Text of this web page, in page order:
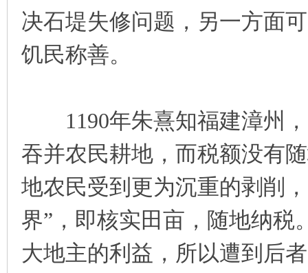
决石堤失修问题，另一方面
饥民称善。
1190年朱熹知福建漳州，
吞并农民耕地，而税额没有
地农民受到更为沉重的剥削
界”，即核实田亩，随地纳税
大地主的利益，所以遭到后